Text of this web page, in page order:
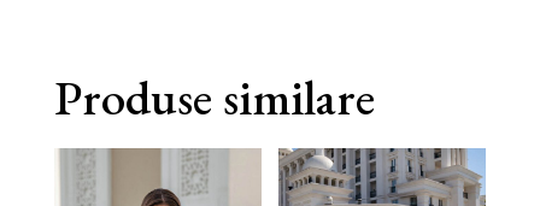
Produse similare